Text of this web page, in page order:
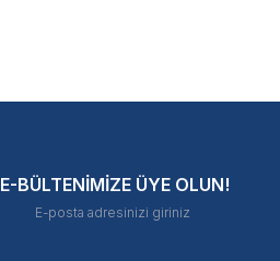
E-BÜLTENİMİZE ÜYE OLUN!